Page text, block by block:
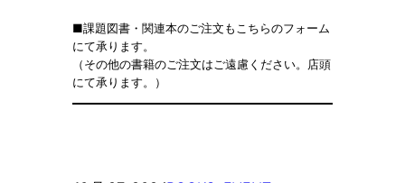
■課題図書・関連本のご注文もこちらのフォーム
にて承ります。
（その他の書籍のご注文はご遠慮ください。店頭
にて承ります。）